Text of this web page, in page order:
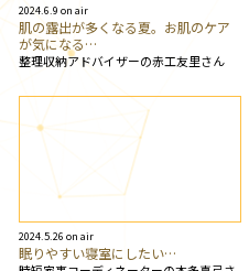
2024.6.9 on air
肌の露出が多くなる夏。お肌のケア
が気になる…
整理収納アドバイザーの赤工友里さん
2024.5.26 on air
眠りやすい寝室にしたい…